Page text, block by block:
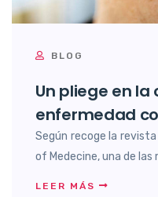
BLOG
Un pliege en la
enfermedad
Según recoge la
of Medecine, una de las
LEER MÁS